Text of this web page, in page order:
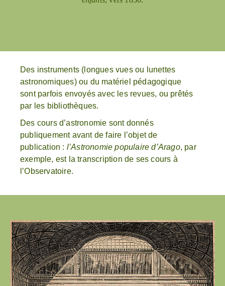
Des instruments (longues vues ou lunettes
astronomiques) ou du matériel pédagogique
sont parfois envoyés avec les revues, ou prêtés
par les bibliothèques.
Des cours d’astronomie sont donnés
publiquement avant de faire l’objet de
publication : l’Astronomie populaire d’Arago, par
exemple, est la transcription de ses cours à
l’Observatoire.